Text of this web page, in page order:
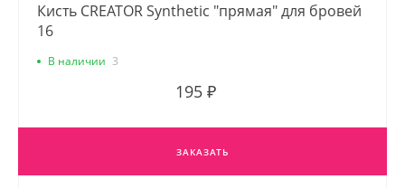
Кисть CREATOR Synthetic "прямая" для бровей
16
В наличии 3
195 ₽
ЗАКАЗАТЬ